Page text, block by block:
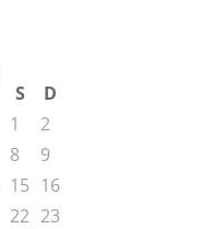
S
D
1
2
8
9
15 16
22 23